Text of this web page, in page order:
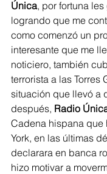
Única, por fortuna
logrando que me
como comenzó un
interesante que me
noticiero, también
terrorista a las Torres
situación que llevó a
después, Radio
Cadena hispana que
York, en las últimas
declarara en banca
hizo motivar a